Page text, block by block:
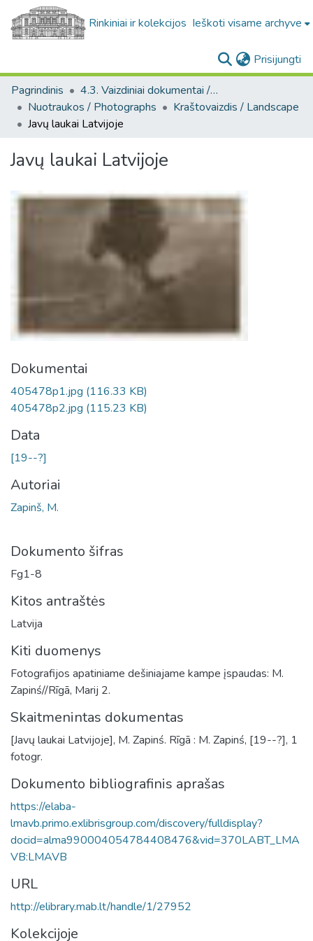
Rinkiniai ir kolekcijos Ieškoti visame archyve
Prisijungti
Pagrindinis
4.3. Vaizdiniai dokumentai / Visual documents
Nuotraukos / Photographs
Kraštovaizdis / Landscape
Javų laukai Latvijoje
Javų laukai Latvijoje
Dokumentai
405478p1.jpg (116.33 KB)
405478p2.jpg (115.23 KB)
Data
[19--?]
Autoriai
Zapinš, M.
Dokumento šifras
Fg1-8
Kitos antraštės
Latvija
Kiti duomenys
Fotografijos apatiniame dešiniajame kampe įspaudas: M.
Zapinś//Rīgā, Marij 2.
Skaitmenintas dokumentas
[Javų laukai Latvijoje], M. Zapinś. Rīgā : M. Zapinś, [19--?], 1
fotogr.
Dokumento bibliografinis aprašas
https://elaba-
lmavb.primo.exlibrisgroup.com/discovery/fulldisplay?
docid=alma990004054784408476&vid=370LABT_LMA
VB:LMAVB
URL
http://elibrary.mab.lt/handle/1/27952
Kolekcijoje